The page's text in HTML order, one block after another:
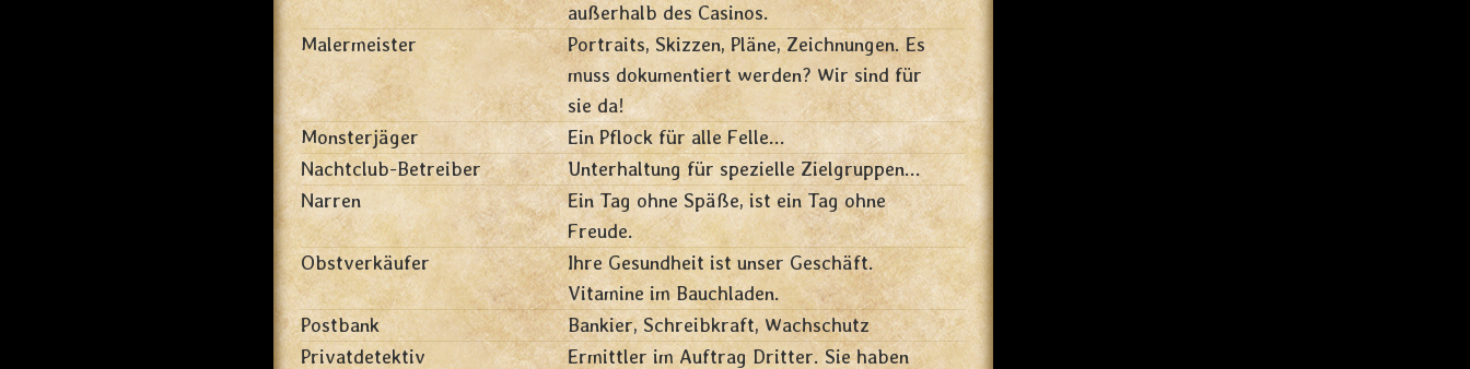
außerhalb des Casinos.
Malermeister
Portraits, Skizzen, Pläne, Zeichnungen. Es
muss dokumentiert werden? Wir sind für
sie da!
Monsterjäger
Ein Pflock für alle Felle...
Nachtclub-Betreiber
Unterhaltung für spezielle Zielgruppen...
Narren
Ein Tag ohne Späße, ist ein Tag ohne
Freude.
Obstverkäufer
Ihre Gesundheit ist unser Geschäft.
Vitamine im Bauchladen.
Postbank
Bankier, Schreibkraft, Wachschutz
Privatdetektiv
Ermittler im Auftrag Dritter. Sie haben